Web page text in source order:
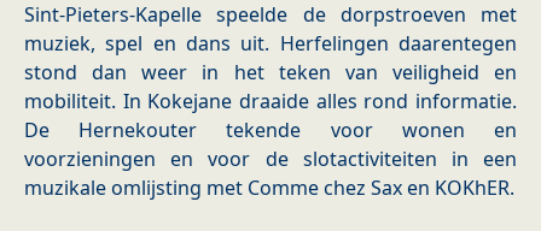
Sint-Pieters-Kapelle speelde de dorpstroeven met
muziek, spel en dans uit. Herfelingen daarentegen
stond dan weer in het teken van veiligheid en
mobiliteit. In Kokejane draaide alles rond informatie.
De Hernekouter tekende voor wonen en
voorzieningen en voor de slotactiviteiten in een
muzikale omlijsting met Comme chez Sax en KOKhER.